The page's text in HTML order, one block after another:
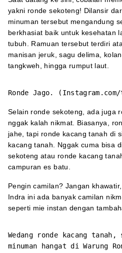
yakni ronde sekoteng! Dilansir
minuman tersebut mengandung
berkhasiat baik untuk kesehatan
tubuh. Ramuan tersebut terdiri
manisan jeruk, sagu delima,
tangkweh, hingga rumput laut.
Ronde Jago.
Selain ronde sekoteng, ada juga
nggak kalah nikmat. Biasanya,
jahe, tapi ronde kacang tanah di
kacang tanah. Nggak cuma bisa
sekoteng atau ronde kacang
campuran es batu.
Pengin camilan? Jangan
Indra ini ada banyak camilan
seperti mie instan dengan
Wedang ronde kacang
minuman hangat di Warung